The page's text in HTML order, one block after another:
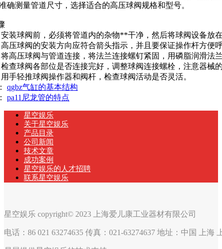
测量管道尺寸，选择适合的高压球阀规格和型号。
装球阀前，必须将管道内的杂物**干净，然后将球阀设备放
压球阀的安装方向应符合箭头指示，并且要保证操作杆方便
高压球阀与管道连接，将法兰连接螺钉紧固，用磷脂润滑法
查球阀各部位是否连接完好，调整球阀连接螺栓，注意器械
轻推球阀操作器和阀杆，检查球阀活动是否灵活。
qgbz气缸的基本结构
pa11尼龙管的特点
星空娱乐
关于星空娱乐
产品目录
公司新闻
技术文章
成功案例
星空娱乐的人才招聘
联系星空娱乐
星空娱乐 copyright© 2023 上海爱儿康工业器材有限公司
电话：86 021 63274635 传真：021-63274637 地址：中国 上海